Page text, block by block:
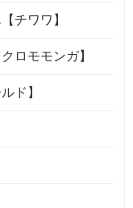
チワワ】
ロモモンガ】
ド】